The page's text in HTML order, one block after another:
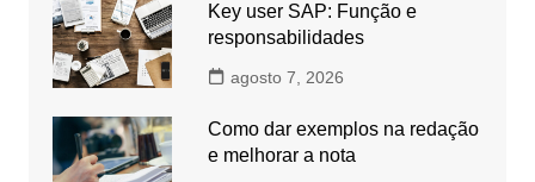
Key user SAP: Função e
responsabilidades
agosto 7, 2026
Como dar exemplos na redação
e melhorar a nota